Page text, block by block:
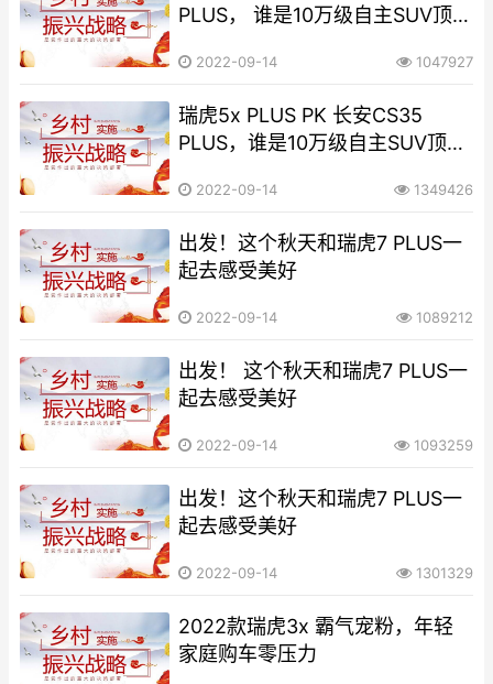
PLUS， 谁是10万级自主SUV顶
2022-09-14 1047927
瑞虎5x PLUS PK 长安CS35
PLUS，谁是10万级自主SUV顶
2022-09-14 1349426
出发！这个秋天和瑞虎7 PLUS一
起去感受美好
2022-09-14 1089212
出发！ 这个秋天和瑞虎7 PLUS一
起去感受美好
2022-09-14 1093259
出发！这个秋天和瑞虎7 PLUS一
起去感受美好
2022-09-14 1301329
2022款瑞虎3x 霸气宠粉，年轻
家庭购车零压力